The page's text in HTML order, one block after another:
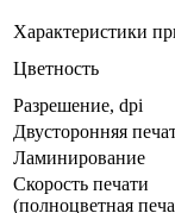
Характеристики
Цветность
Разрешение, dpi
Двусторонняя
Ламинирование
Скорость печати
(полноцветная